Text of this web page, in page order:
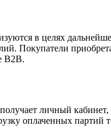
в целях
Покупатели
B2B.
личный кабинет,
оплаченных партий